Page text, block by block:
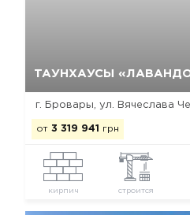
ТАУНХАУСЫ
г. Бровары, ул. Вячеслава
от 3 319 941 грн
кирпич строится